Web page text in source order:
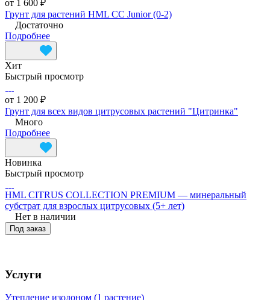
от 1 600 ₽
Грунт для растений HML CC Junior (0-2)
Достаточно
Подробнее
Хит
Быстрый просмотр
от 1 200 ₽
Грунт для всех видов цитрусовых растений "Цитринка"
Много
Подробнее
Новинка
Быстрый просмотр
HML CITRUS COLLECTION PREMIUM — минеральный
субстрат для взрослых цитрусовых (5+ лет)
Нет в наличии
Под заказ
Услуги
Утепление изолоном (1 растение)